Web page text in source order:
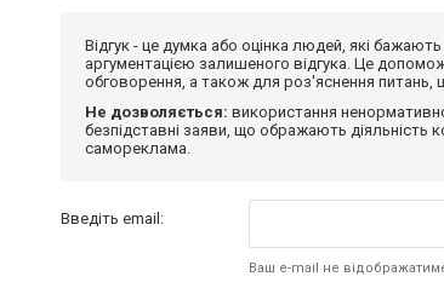
Відгук - це думка або оцінка людей, які
аргументацією залишеного відгука. Це
обговорення, а також для роз'яснення питань,
Не дозволяється: використання
безпідставні заяви, що ображають діяльність
самореклама.
Введіть email:
Ваш e-mail не